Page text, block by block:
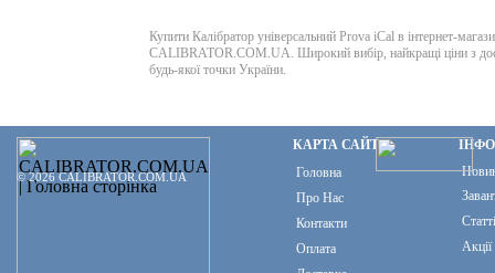
Купити Калібратор універсальний Prova iCal в інтернет-
CALIBRATOR.COM.UA. Широкий вибір, найкращі ціни з
будь-якої точки України.
© 2026 CALIBRATOR.COM.UA
КАРТА САЙТУ
Головна
Про Нас
Контакти
Оплата
Статті
Акції